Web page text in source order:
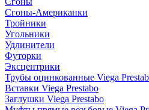
Сгоны-Американки
Тройники
Угольники
Удлинители
Футорки
Эксцентрики
Трубы оцинкованные Viega
Вставки Viega Prestabo
Заглушки Viega Prestabo